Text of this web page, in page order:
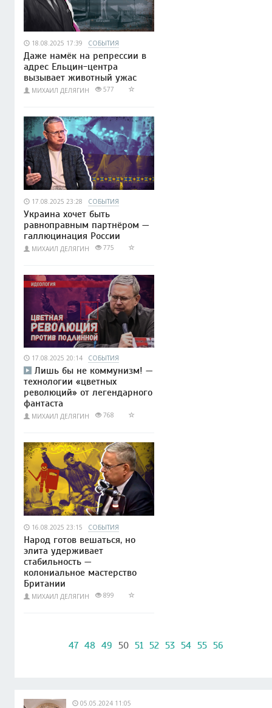
18.08.2025 17:39 СОБЫТИЯ
Даже намёк на репрессии в
адрес Ельцин-центра
вызывает животный ужас
МИХАИЛ ДЕЛЯГИН 577
17.08.2025 23:28 СОБЫТИЯ
Украина хочет быть
равноправным партнёром —
галлюцинация России
МИХАИЛ ДЕЛЯГИН 775
17.08.2025 20:14 СОБЫТИЯ
Лишь бы не коммунизм! —
технологии «цветных
революций» от легендарного
фантаста
МИХАИЛ ДЕЛЯГИН 768
16.08.2025 23:15 СОБЫТИЯ
Народ готов вешаться, но
элита удерживает
стабильность —
колониальное мастерство
Британии
МИХАИЛ ДЕЛЯГИН 899
47 48 49 50 51 52 53 54 55 56
05.05.2024 11:05